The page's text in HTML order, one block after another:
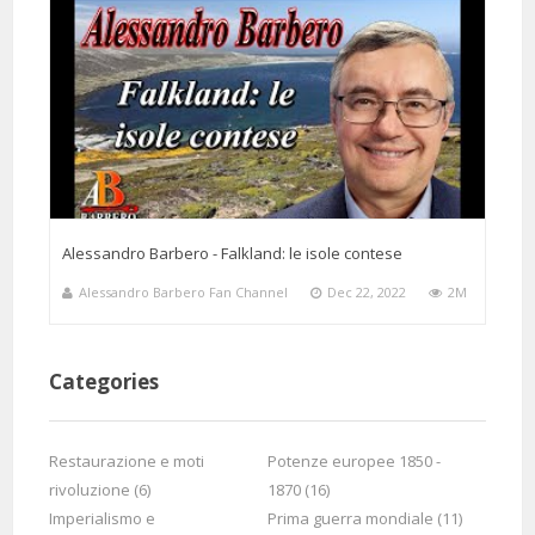
@lukalisjak2106Said: 9 Months 21 Days 16 Hours 35 Minutes ago
C'è un piccolo dettaglio però che ha sbagliato: Via Fani, da dove era
arrivata la macchina di Moro, non va in salita, ma scende verso Via
Stresa. Il ché è logico se ci pensiamo: a chi verrebbe in mente di
sparare su una macchina che sta salendo? Una volta tolto il piede dal
freno, avrebbe cominciato a scendere giù per la strada ... vi
immaginate che disastro? Da questo dettaglio si capisce bene anche
l'attacco, la macchina di Moro urta contro quella di Moretti che li sta
giù per Via Fani.
@Francesco-cj3oi Said: 4 Months 11 Days 16 Hours 30 Minutes ago
Alessandro Barbero - Falkland: le isole contese
Alessandro Barbero Fan Channel Dec 22, 2022 2M
Categories
Restaurazione e moti
rivoluzione (6)
Potenze europee 1850 -
1870 (16)
Imperialismo e
Prima guerra mondiale (11)